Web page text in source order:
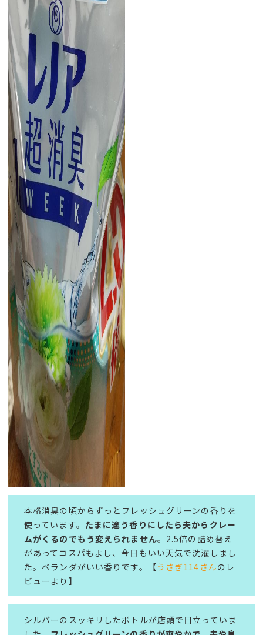
本格消臭の頃からずっとフレッシュグリーンの香りを
使っています。 たまに違う香りにしたら夫からクレー
ムがくるのでもう変えられません。2.5倍の詰め替え
があってコスパもよし、今日もいい天気で洗濯しまし
た。ベランダがいい香りです。【うさぎ114さんのレ
ビューより】
シルバーのスッキリしたボトルが店頭で目立っていま